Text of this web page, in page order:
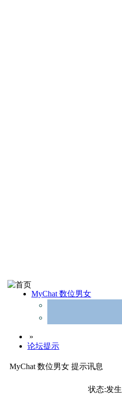
MyChat 数位男女
»
论坛提示
MyChat 数位男女 提示讯息
状态:发